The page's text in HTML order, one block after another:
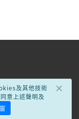
×
及其他技術
意上述聲明及